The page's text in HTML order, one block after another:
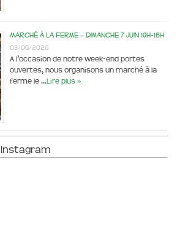
Marché à la ferme – dimanche 7 juin 10h-18h
03/06/2026
A l’occasion de notre week-end portes
ouvertes, nous organisons un marché à la
ferme le …Lire plus »
Instagram